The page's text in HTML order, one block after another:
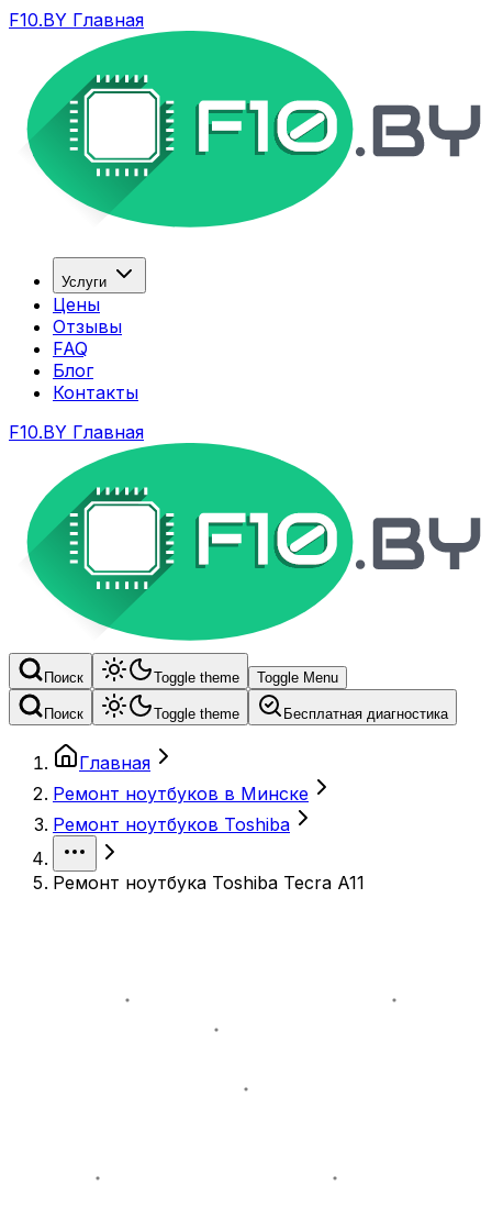
F10.BY Главная
Услуги
Цены
Отзывы
FAQ
Блог
Контакты
F10.BY Главная
Поиск Toggle theme Toggle Menu
Поиск Toggle theme Бесплатная диагностика
Главная
Ремонт ноутбуков в Минске
Ремонт ноутбуков Toshiba
Ремонт ноутбука Toshiba Tecra A11